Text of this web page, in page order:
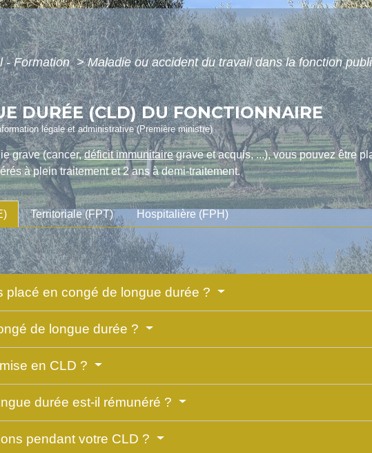
- Formation> Maladie ou accident du travail dans la fonction
DURÉE (CLD) DU FONCTIONNAIRE
légale et administrative (Première ministre)
grave (cancer,déficit immunitairegrave et acquis, ...), vous pouvez être
à plein traitement et 2 ans à demi-traitement.
Territoriale (FPT) Hospitalière (FPH)
placé en congé de longue durée ?
de longue durée ?
en CLD ?
durée est-il rémunéré ?
pendant votre CLD ?